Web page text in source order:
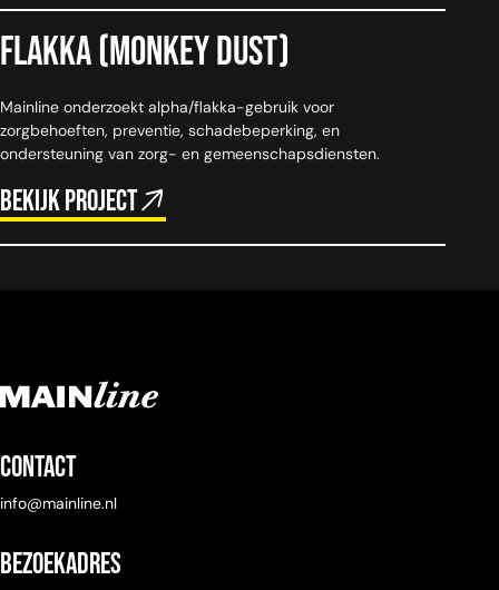
Flakka (monkey dust)
Mainline onderzoekt alpha/flakka-gebruik voor
zorgbehoeften, preventie, schadebeperking, en
ondersteuning van zorg- en gemeenschapsdiensten.
Bekijk project
Contact
info@mainline.nl
Bezoekadres